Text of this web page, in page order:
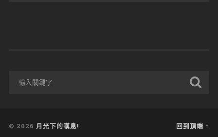
© 2026 月光下的嘆息! 回到頂端 ↑